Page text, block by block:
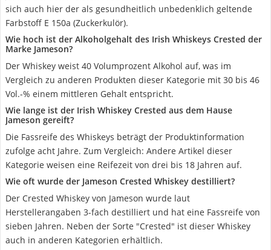
sich auch hier der als gesundheitlich unbedenklich geltende
Farbstoff E 150a (Zuckerkulör).
Wie hoch ist der Alkoholgehalt des Irish Whiskeys Crested der
Marke Jameson?
Der Whiskey weist 40 Volumprozent Alkohol auf, was im
Vergleich zu anderen Produkten dieser Kategorie mit 30 bis 46
Vol.-% einem mittleren Gehalt entspricht.
Wie lange ist der Irish Whiskey Crested aus dem Hause
Jameson gereift?
Die Fassreife des Whiskeys beträgt der Produktinformation
zufolge acht Jahre. Zum Vergleich: Andere Artikel dieser
Kategorie weisen eine Reifezeit von drei bis 18 Jahren auf.
Wie oft wurde der Jameson Crested Whiskey destilliert?
Der Crested Whiskey von Jameson wurde laut
Herstellerangaben 3-fach destilliert und hat eine Fassreife von
sieben Jahren. Neben der Sorte "Crested" ist dieser Whiskey
auch in anderen Kategorien erhältlich.